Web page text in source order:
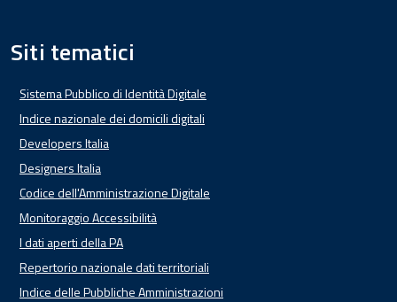
Siti tematici
Sistema Pubblico di Identità Digitale
Indice nazionale dei domicili digitali
Developers Italia
Designers Italia
Codice dell'Amministrazione Digitale
Monitoraggio Accessibilità
I dati aperti della PA
Repertorio nazionale dati territoriali
Indice delle Pubbliche Amministrazioni